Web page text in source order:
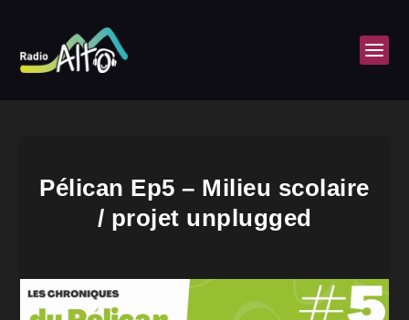
Pélican Ep5 – Milieu scolaire
/ projet unplugged